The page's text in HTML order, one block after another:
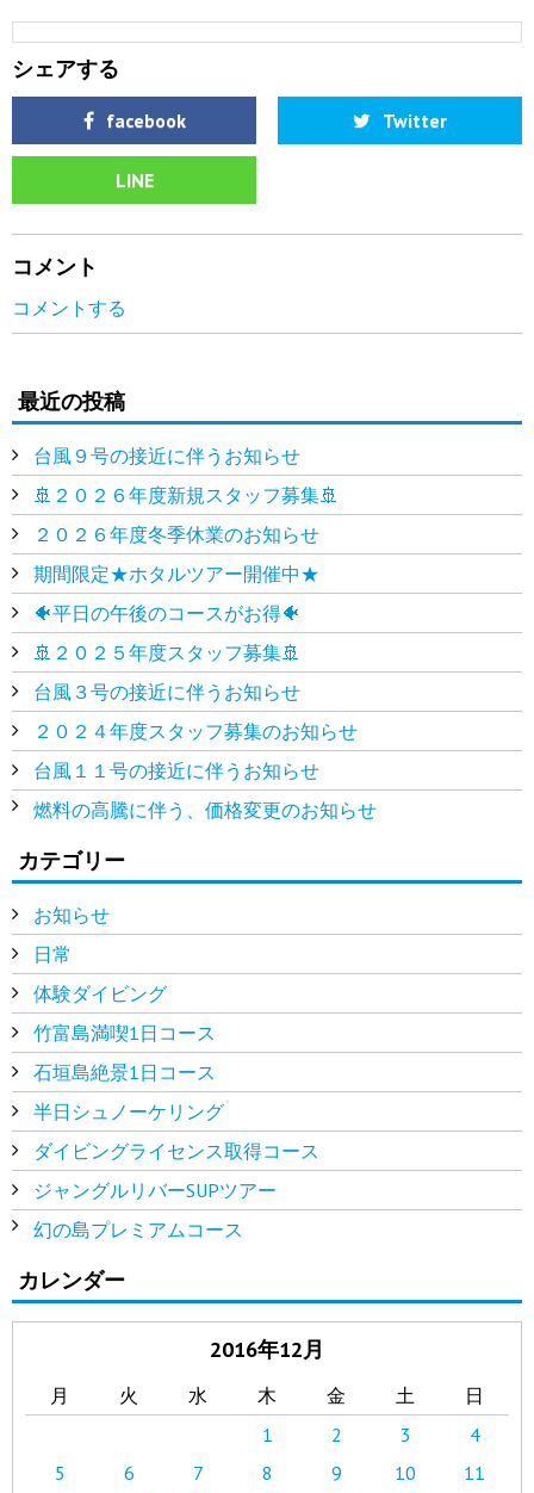
シェアする
facebook Twitter
LINE
コメント
コメントする
最近の投稿
台風９号の接近に伴うお知らせ
🚢２０２６年度新規スタッフ募集🚢
２０２６年度冬季休業のお知らせ
期間限定★ホタルツアー開催中★
🐠平日の午後のコースがお得🐠
🚢２０２５年度スタッフ募集🚢
台風３号の接近に伴うお知らせ
２０２４年度スタッフ募集のお知らせ
台風１１号の接近に伴うお知らせ
燃料の高騰に伴う、価格変更のお知らせ
カテゴリー
お知らせ
日常
体験ダイビング
竹富島満喫1日コース
石垣島絶景1日コース
半日シュノーケリング
ダイビングライセンス取得コース
ジャングルリバーSUPツアー
幻の島プレミアムコース
カレンダー
2016年12月
月 火 水 木 金 土
日
1
2 3
4
5
6 7 8 9 10
11